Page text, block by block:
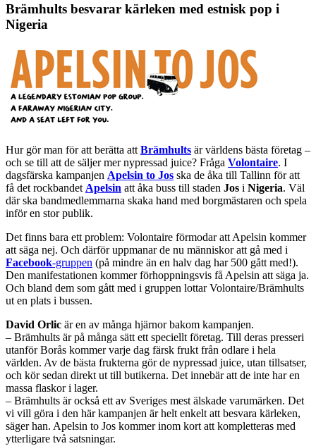
Brämhults besvarar kärleken med estnisk pop i
Nigeria
Hur gör man för att berätta attBrämhults är världens bästa företag –
och se till att de säljer mer nypressad juice? Fråga Volontaire. I
dagsfärska kampanjen Apelsin to Jos ska de åka till Tallinn för att
få det rockbandetApelsin att åka buss till staden Jos i Nigeria. Väl
där ska bandmedlemmarna skaka hand med borgmästaren och spela
inför en stor publik.
Det finns bara ett problem: Volontaire förmodar att Apelsin kommer
att säga nej. Och därför uppmanar de nu människor att gå med i
Facebook-gruppen (på mindre än en halv dag har 500 gått med!).
Den manifestationen kommer förhoppningsvis få Apelsin att säga ja.
Och bland dem som gått med i gruppen lottar Volontaire/Brämhults
ut en plats i bussen.
David Orlic är en av många hjärnor bakom kampanjen.
– Brämhults är på många sätt ett speciellt företag. Till deras presseri
utanför Borås kommer varje dag färsk frukt från odlare i hela
världen. Av de bästa frukterna gör de nypressad juice, utan tillsatser,
och kör sedan direkt ut till butikerna. Det innebär att de inte har en
massa flaskor i lager.
– Brämhults är också ett av Sveriges mest älskade varumärken. Det
vi vill göra i den här kampanjen är helt enkelt att besvara kärleken,
säger han. Apelsin to Jos kommer inom kort att kompletteras med
ytterligare två satsningar.